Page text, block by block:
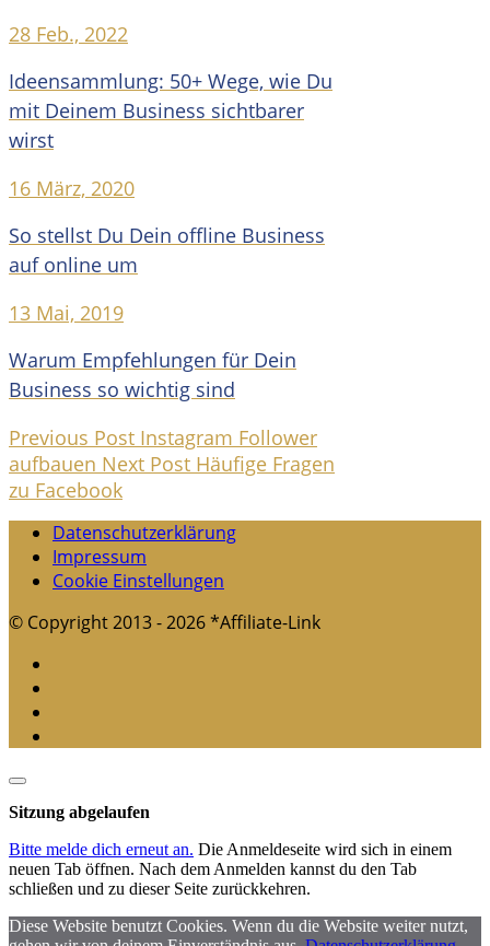
28 Feb., 2022
Ideensammlung: 50+ Wege, wie Du
mit Deinem Business sichtbarer
wirst
16 März, 2020
So stellst Du Dein offline Business
auf online um
13 Mai, 2019
Warum Empfehlungen für Dein
Business so wichtig sind
Previous Post Instagram Follower
aufbauen Next Post Häufige Fragen
zu Facebook
Datenschutzerklärung
Impressum
Cookie Einstellungen
© Copyright 2013 - 2026 *Affiliate-Link
Dialog
schließen
Sitzung abgelaufen
Bitte melde dich erneut an. Die Anmeldeseite wird sich in einem
neuen Tab öffnen. Nach dem Anmelden kannst du den Tab
schließen und zu dieser Seite zurückkehren.
Diese Website benutzt Cookies. Wenn du die Website weiter nutzt,